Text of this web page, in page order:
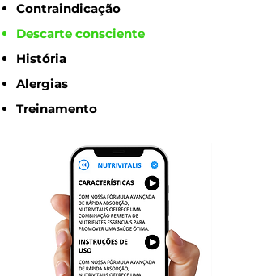
Contraindicação
Descarte consciente
História
Alergias
Treinamento